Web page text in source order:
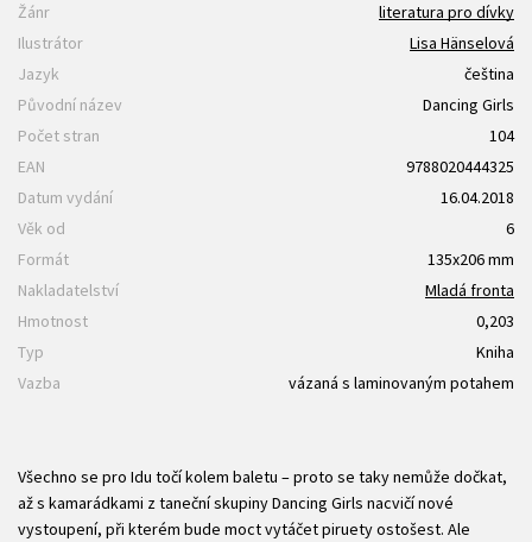
Žánr
literatura pro dívky
Ilustrátor
Lisa Hänselová
Jazyk
čeština
Původní název
Dancing Girls
Počet stran
104
EAN
9788020444325
Datum vydání
16.04.2018
Věk od
6
Formát
135x206 mm
Nakladatelství
Mladá fronta
Hmotnost
0,203
Typ
Kniha
Vazba
vázaná s laminovaným potahem
Všechno se pro Idu točí kolem baletu – proto se taky nemůže dočkat,
až s kamarádkami z taneční skupiny Dancing Girls nacvičí nové
vystoupení, při kterém bude moct vytáčet piruety ostošest. Ale